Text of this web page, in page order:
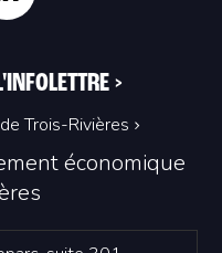
économique
>
Trois-Rivières